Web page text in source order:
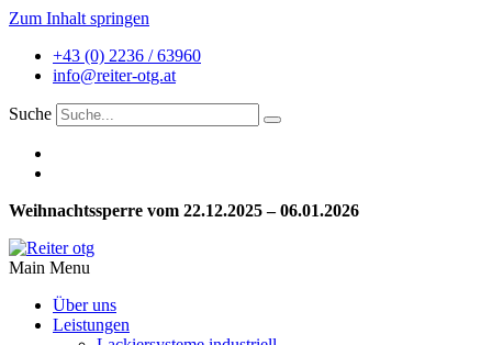
Zum Inhalt springen
+43 (0) 2236 / 63960
info@reiter-otg.at
Suche
Weihnachtssperre vom 22.12.2025 – 06.01.2026
Main Menu
Über uns
Leistungen